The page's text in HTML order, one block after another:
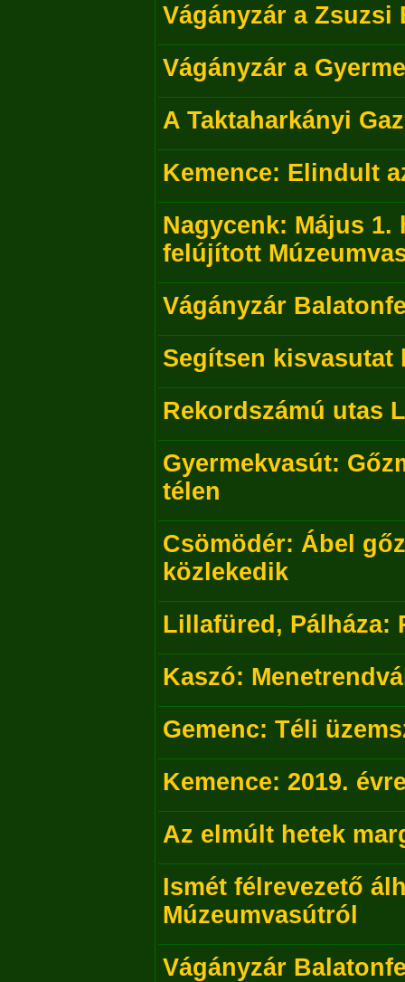
Vágányzár a Zsuzsi
Vágányzár a
A Taktaharkányi
Kemence: Elindult
Nagycenk: Május
felújított
Vágányzár
Segítsen kisvasutat
Rekordszámú utas
Gyermekvasút:
télen
Csömödér: Ábel
közlekedik
Lillafüred, Pálháza:
Kaszó:
Gemenc: Téli
Kemence: 2019.
Az elmúlt hetek
Ismét félrevezető
Múzeumvasútról
Vágányzár